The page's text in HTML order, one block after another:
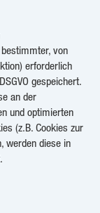
von
erforderlich
gespeichert.
an der
und optimierten
(z.B. Cookies zur
werden diese in